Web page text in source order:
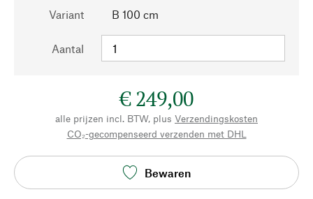
Variant B 100 cm
Aantal
€ 249,00
alle prijzen incl. BTW, plus Verzendingskosten
CO₂-gecompenseerd verzenden met DHL
Bewaren